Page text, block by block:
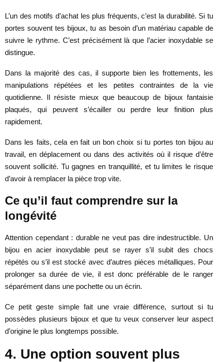
L’un des motifs d’achat les plus fréquents, c’est la durabilité. Si tu
portes souvent tes bijoux, tu as besoin d’un matériau capable de
suivre le rythme. C’est précisément là que l’acier inoxydable se
distingue.
Dans la majorité des cas, il supporte bien les frottements, les
manipulations répétées et les petites contraintes de la vie
quotidienne. Il résiste mieux que beaucoup de bijoux fantaisie
plaqués, qui peuvent s’écailler ou perdre leur finition plus
rapidement.
Dans les faits, cela en fait un bon choix si tu portes ton bijou au
travail, en déplacement ou dans des activités où il risque d’être
souvent sollicité. Tu gagnes en tranquillité, et tu limites le risque
d’avoir à remplacer la pièce trop vite.
Ce qu’il faut comprendre sur la
longévité
Attention cependant : durable ne veut pas dire indestructible. Un
bijou en acier inoxydable peut se rayer s’il subit des chocs
répétés ou s’il est stocké avec d’autres pièces métalliques. Pour
prolonger sa durée de vie, il est donc préférable de le ranger
séparément dans une pochette ou un écrin.
Ce petit geste simple fait une vraie différence, surtout si tu
possèdes plusieurs bijoux et que tu veux conserver leur aspect
d’origine le plus longtemps possible.
4. Une option souvent plus